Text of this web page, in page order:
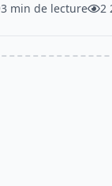
3 min de lecture 2